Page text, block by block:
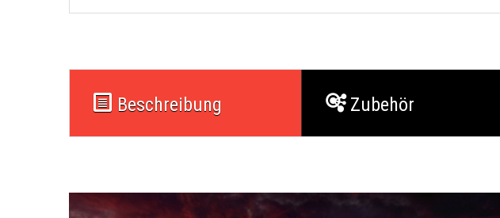
Beschreibung Zubehör